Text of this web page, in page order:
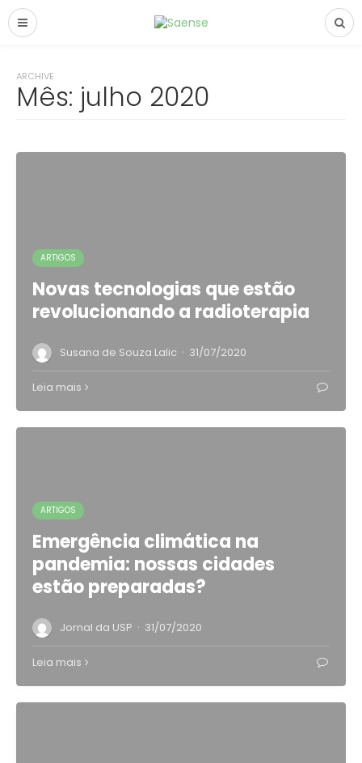
ARCHIVE
Mês: julho 2020
ARTIGOS
Novas tecnologias que estão
revolucionando a radioterapia
Susana de Souza Lalic · 31/07/2020
Leia mais
ARTIGOS
Emergência climática na
pandemia: nossas cidades
estão preparadas?
Jornal da USP · 31/07/2020
Leia mais